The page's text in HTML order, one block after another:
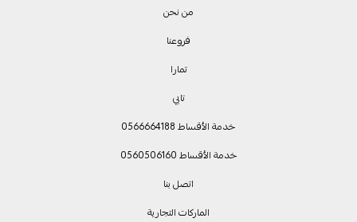
من نحن
فروعنا
تمارا
تابي
خدمة الأقساط 0566664188
خدمة الأقساط 0560506160
اتصل بنا
الماركات التجارية